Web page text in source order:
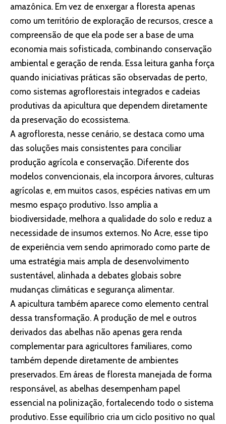
amazônica. Em vez de enxergar a floresta apenas
como um território de exploração de recursos, cresce a
compreensão de que ela pode ser a base de uma
economia mais sofisticada, combinando conservação
ambiental e geração de renda. Essa leitura ganha força
quando iniciativas práticas são observadas de perto,
como sistemas agroflorestais integrados e cadeias
produtivas da apicultura que dependem diretamente
da preservação do ecossistema.
A agrofloresta, nesse cenário, se destaca como uma
das soluções mais consistentes para conciliar
produção agrícola e conservação. Diferente dos
modelos convencionais, ela incorpora árvores, culturas
agrícolas e, em muitos casos, espécies nativas em um
mesmo espaço produtivo. Isso amplia a
biodiversidade, melhora a qualidade do solo e reduz a
necessidade de insumos externos. No Acre, esse tipo
de experiência vem sendo aprimorado como parte de
uma estratégia mais ampla de desenvolvimento
sustentável, alinhada a debates globais sobre
mudanças climáticas e segurança alimentar.
A apicultura também aparece como elemento central
dessa transformação. A produção de mel e outros
derivados das abelhas não apenas gera renda
complementar para agricultores familiares, como
também depende diretamente de ambientes
preservados. Em áreas de floresta manejada de forma
responsável, as abelhas desempenham papel
essencial na polinização, fortalecendo todo o sistema
produtivo. Esse equilíbrio cria um ciclo positivo no qual